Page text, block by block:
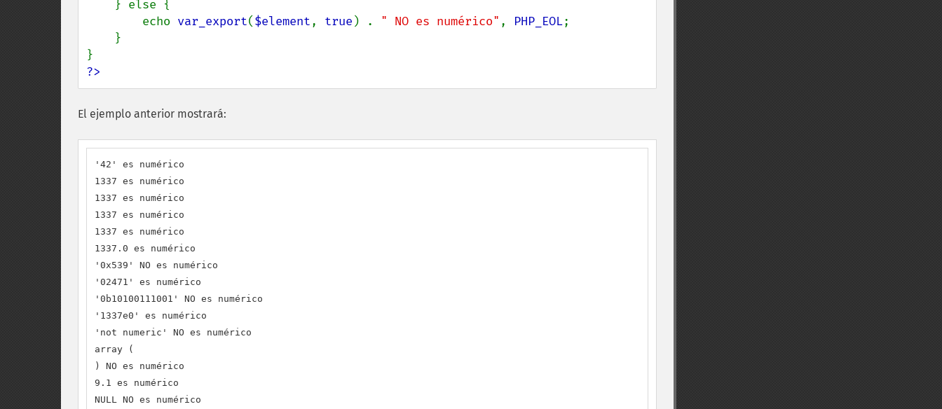
        echo
var_export($element, true ) . " NO es numérico" , PHP_EOL;
?>
El ejemplo anterior mostrará:
'42' es numérico
1337 es numérico
1337 es numérico
1337 es numérico
1337 es numérico
1337.0 es numérico
'0x539' NO es numérico
'02471' es numérico
'0b10100111001' NO es numérico
'1337e0' es numérico
'not numeric' NO es numérico
array (
) NO es numérico
9.1 es numérico
NULL NO es numérico